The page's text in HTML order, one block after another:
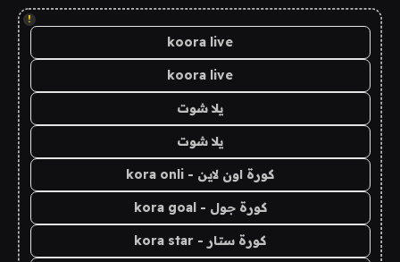
!
koora live
koora live
يلا شوت
يلا شوت
كورة اون لاين - kora onli
كورة جول - kora goal
كورة ستار - kora star